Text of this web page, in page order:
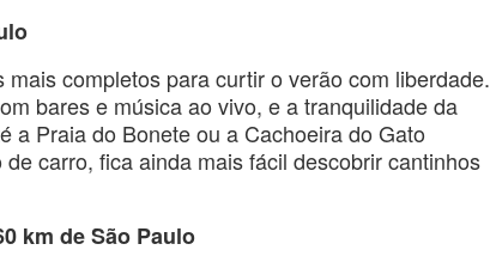
completos para curtir o verão com liberdade.
bares e música ao vivo, e a tranquilidade da
a Praia do Bonete ou a Cachoeira do Gato
carro, fica ainda mais fácil descobrir cantinhos
km de São Paulo